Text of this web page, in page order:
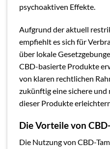
psychoaktiven Effekte.
Aufgrund der aktuell
empfiehlt es sich für
über lokale
CBD-basierte Produkte
von klaren rechtlichen
zukünftig eine sichere
dieser Produkte
Die Vorteile von
Die Nutzung von CBD-